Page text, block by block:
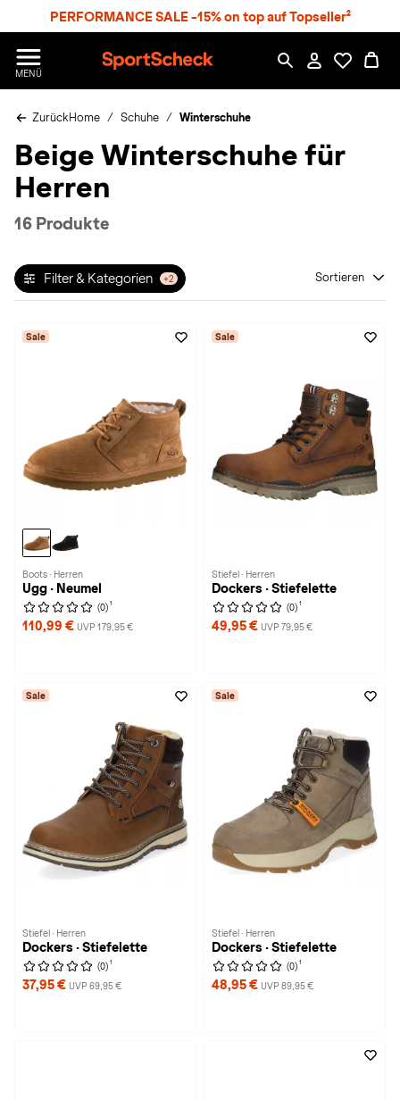
PERFORMANCE SALE -15% on top auf Topseller²
MENÜ
p
r
S
h
c
ZurückHome Schuhe Winterschuhe
Beige Winterschuhe für
Herren
16 Produkte
Filter & Kategorien +2 Sortieren
Sale
Boots · Herren
Ugg · Neumel
(0) 1
110,99 € UVP 179,95 €
Sale
Stiefel · Herren
Dockers · Stiefelette
(0) 1
49,95 € UVP 79,95 €
Sale
Stiefel · Herren
Dockers · Stiefelette
(0) 1
37,95 € UVP 69,95 €
Sale
Stiefel · Herren
Dockers · Stiefelette
(0) 1
48,95 € UVP 89,95 €